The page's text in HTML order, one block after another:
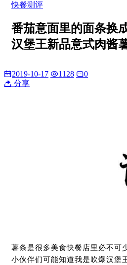
快餐测评
番茄意面里的面条换
汉堡王新品意式肉酱
2019-10-17 1128
0
分享
薯条是很多美食快餐店里必不可
小伙伴们可能知道我是吹爆汉堡